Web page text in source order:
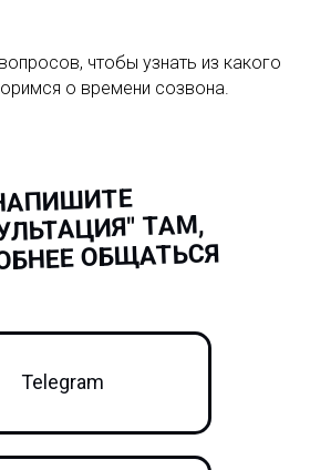
чтобы узнать из какого
о времени созвона.
Telegram
ТАМ,
ОБЩАТЬСЯ